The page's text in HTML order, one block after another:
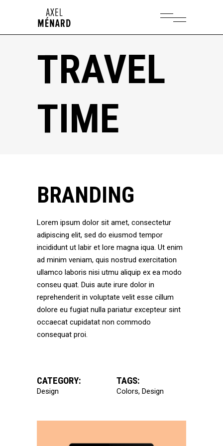
TRAVEL
TIME
BRANDING
Lorem ipsum dolor sit amet, consectetur
adipiscing elit, sed do eiusmod tempor
incididunt ut labir et lore magna iqua. Ut enim
ad minim veniam, quis nostrud exercitation
ullamco laboris nisi utmu aliquip ex ea modo
conseu quat. Duis aute irure dolor in
reprehenderit in voluptate velit esse cillum
dolore eu fugiat nulla pariatur excepteur sint
occaecat cupidatat non commodo
consequat proi.
CATEGORY:
Design
TAGS:
Colors Design